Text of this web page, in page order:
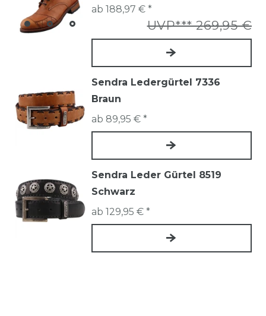
UVP*** 269,95 €
ab 188,97 € *
Sendra Ledergürtel 7336
Braun
ab 89,95 € *
Sendra Leder Gürtel 8519
Schwarz
ab 129,95 € *